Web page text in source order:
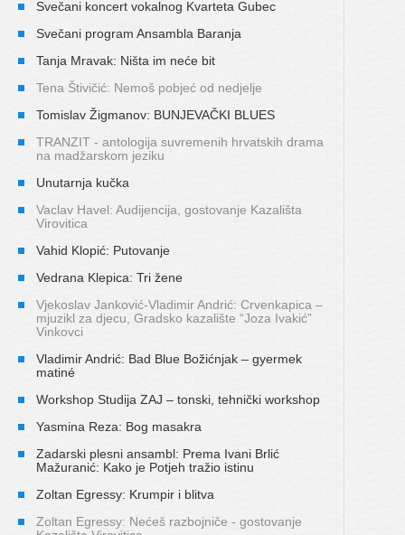
Svečani koncert vokalnog Kvarteta Gubec
Svečani program Ansambla Baranja
Tanja Mravak: Ništa im neće bit
Tena Štivičić: Nemoš pobjeć od nedjelje
Tomislav Žigmanov: BUNJEVAČKI BLUES
TRANZIT - antologija suvremenih hrvatskih drama
na madžarskom jeziku
Unutarnja kučka
Vaclav Havel: Audijencija, gostovanje Kazališta
Virovitica
Vahid Klopić: Putovanje
Vedrana Klepica: Tri žene
Vjekoslav Janković-Vladimir Andrić: Crvenkapica –
mjuzikl za djecu, Gradsko kazalište “Joza Ivakić”
Vinkovci
Vladimir Andrić: Bad Blue Božićnjak – gyermek
matiné
Workshop Studija ZAJ – tonski, tehnički workshop
Yasmina Reza: Bog masakra
Zadarski plesni ansambl: Prema Ivani Brlić
Mažuranić: Kako je Potjeh tražio istinu
Zoltan Egressy: Krumpir i blitva
Zoltan Egressy: Nećeš razbojniče - gostovanje